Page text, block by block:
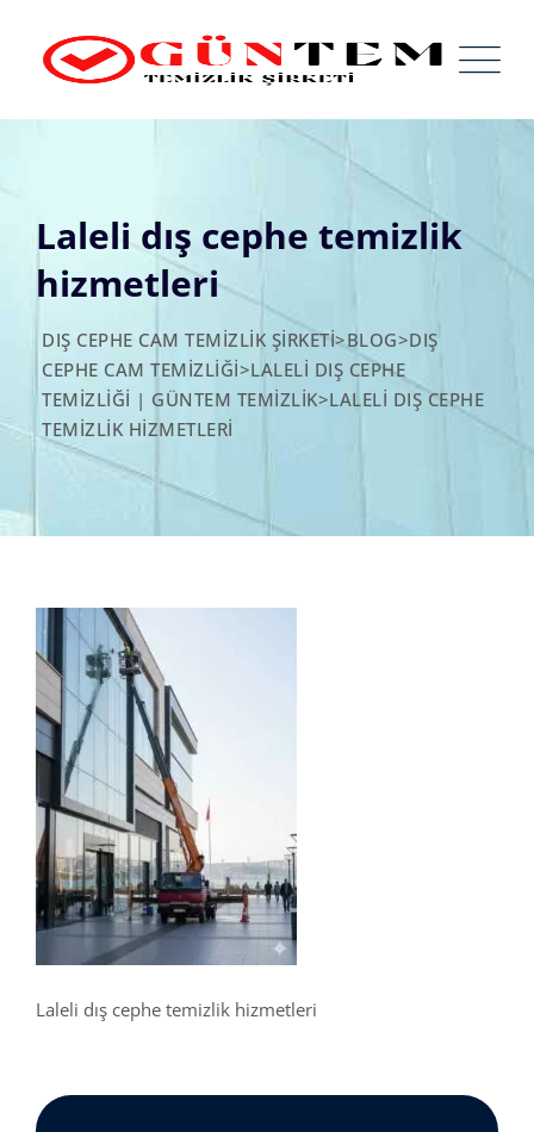
content
Laleli dış cephe temizlik
hizmetleri
DIŞ CEPHE CAM TEMIZLIK ŞIRKETI>BLOG>DIŞ
CEPHE CAM TEMIZLIĞI>LALELI DIŞ CEPHE
TEMIZLIĞI | GÜNTEM TEMIZLIK>LALELI DIŞ CEPHE
TEMIZLIK HIZMETLERI
Laleli dış cephe temizlik hizmetleri